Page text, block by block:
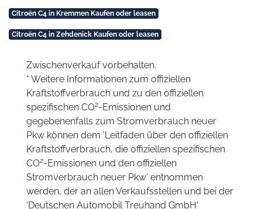
Citroën C4 in Kremmen Kaufen oder leasen
Citroën C4 in Zehdenick Kaufen oder leasen
Zwischenverkauf vorbehalten.
* Weitere Informationen zum offiziellen
Kraftstoffverbrauch und zu den offiziellen
spezifischen CO2-Emissionen und
gegebenenfalls zum Stromverbrauch neuer
Pkw können dem 'Leitfaden über den offiziellen
Kraftstoffverbrauch, die offiziellen spezifischen
CO2-Emissionen und den offiziellen
Stromverbrauch neuer Pkw' entnommen
werden, der an allen Verkaufsstellen und bei der
'Deutschen Automobil Treuhand GmbH'